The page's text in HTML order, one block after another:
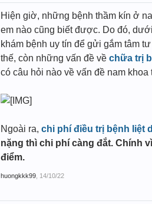
Hiện giờ, những bệnh thầm kín ở
em nào cũng biết được. Do đó,
khám bệnh uy tín để gửi gắm tâm
thế, còn những vấn đề về chữa trị
có câu hỏi nào về vấn đề nam
Ngoài ra, chi phí điều trị bệnh liệt
nặng thì chi phí càng đắt. Chính
điểm.
huongkkk99 14/10/22